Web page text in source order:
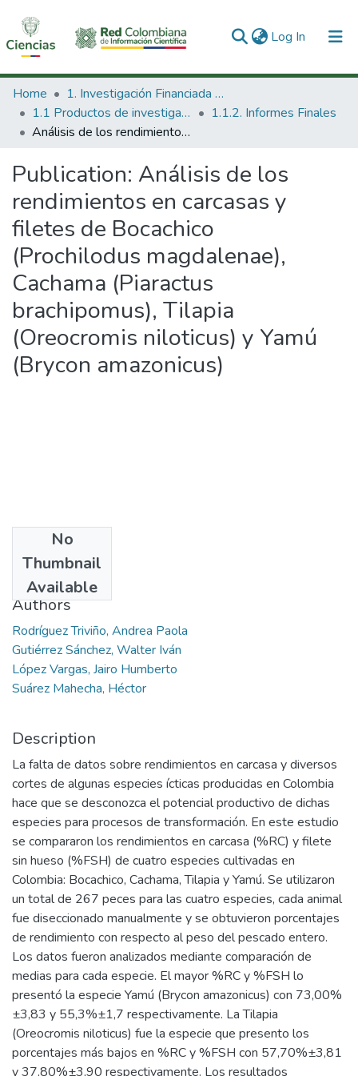
Log In (current)
Communities & Collections
All of DSpace
Home
1. Investigación Financiada con Recursos Públicos
1.1 Productos de investigación
1.1.2. Informes Finales
Análisis de los rendimientos en carcasas y filetes de Bocachico (Prochilodus magdalenae), Cachama (Piaractus brachipomus), Tilapia (Oreocromis niloticus) y Yamú (Brycon amazonicus)
Publication: Análisis de los
rendimientos en carcasas y
filetes de Bocachico
(Prochilodus magdalenae),
Cachama (Piaractus
brachipomus), Tilapia
(Oreocromis niloticus) y Yamú
(Brycon amazonicus)
No
Thumbnail
Available
2015
Authors
Rodríguez Triviño, Andrea Paola
Gutiérrez Sánchez, Walter Iván
López Vargas, Jairo Humberto
Suárez Mahecha, Héctor
Description
La falta de datos sobre rendimientos en carcasa y diversos
cortes de algunas especies ícticas producidas en Colombia
hace que se desconozca el potencial productivo de dichas
especies para procesos de transformación. En este estudio
se compararon los rendimientos en carcasa (%RC) y filete
sin hueso (%FSH) de cuatro especies cultivadas en
Colombia: Bocachico, Cachama, Tilapia y Yamú. Se utilizaron
un total de 267 peces para las cuatro especies, cada animal
fue diseccionado manualmente y se obtuvieron porcentajes
de rendimiento con respecto al peso del pescado entero.
Los datos fueron analizados mediante comparación de
medias para cada especie. El mayor %RC y %FSH lo
presentó la especie Yamú (Brycon amazonicus) con 73,00%
±3,83 y 55,3%±1,7 respectivamente. La Tilapia
(Oreocromis niloticus) fue la especie que presento los
porcentajes más bajos en %RC y %FSH con 57,70%±3,81
y 37,80%±3,90 respectivamente. Los resultados